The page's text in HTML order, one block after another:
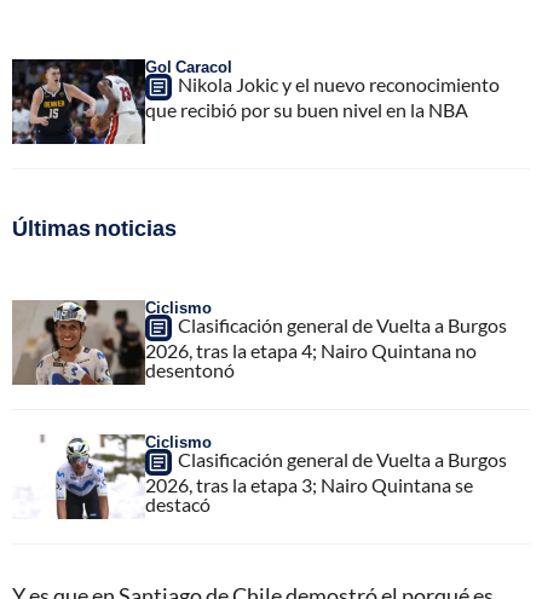
Gol Caracol
Nikola Jokic y el nuevo reconocimiento
que recibió por su buen nivel en la NBA
Últimas noticias
Ciclismo
Clasificación general de Vuelta a Burgos
2026, tras la etapa 4; Nairo Quintana no
desentonó
Ciclismo
Clasificación general de Vuelta a Burgos
2026, tras la etapa 3; Nairo Quintana se
destacó